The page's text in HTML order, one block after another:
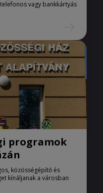
vagy bankkártyás
programok
közösségépítő és
kínáljanak a városban